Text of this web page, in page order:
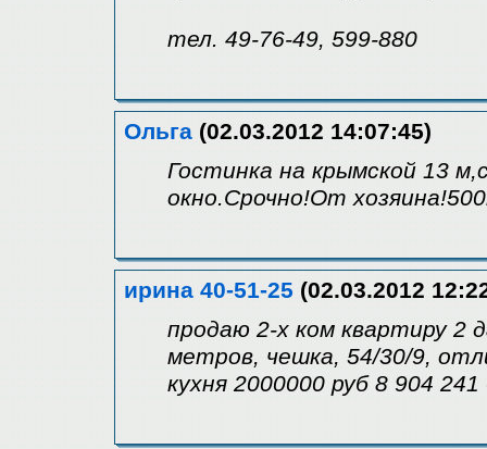
тел. 49-76-49, 599-880
Ольга (02.03.2012 14:07:45)
Гостинка на крымской 13
окно.Срочно!От
ирина 40-51-25 (02.03.2012
продаю 2-х ком квартиру 2
метров, чешка, 54/30/9,
кухня 2000000 руб 8 904 241